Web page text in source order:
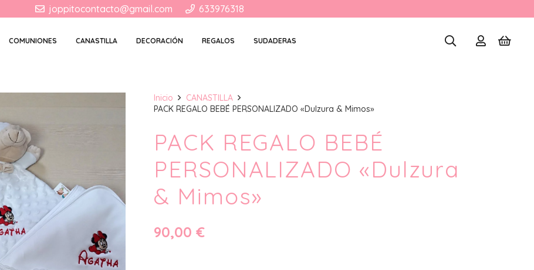
joppitocontacto@gmail.com 633976318
COMUNIONES CANASTILLA DECORACIÓN REGALOS SUDADERAS
Inicio
CANASTILLA
PACK REGALO BEBÉ PERSONALIZADO «Dulzura & Mimos»
PACK REGALO BEBÉ
PERSONALIZADO «Dulzura
& Mimos»
90,00 €